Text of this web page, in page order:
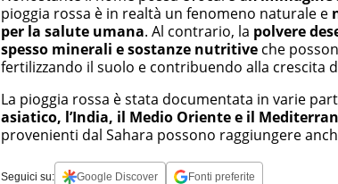
pioggia rossa è in realtà un fenomeno naturale e
per la salute umana. Al contrario, la polvere
spesso minerali e sostanze nutritive che
fertilizzando il suolo e contribuendo alla crescita
La pioggia rossa è stata documentata in varie
asiatico, l’India, il Medio Oriente e il
provenienti dal Sahara possono raggiungere
Seguici su: Google Discover Fonti preferite